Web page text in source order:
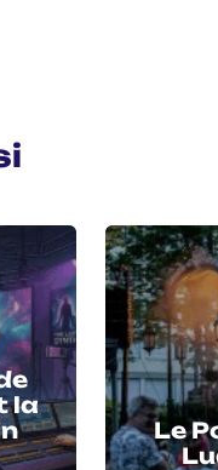
la
Le